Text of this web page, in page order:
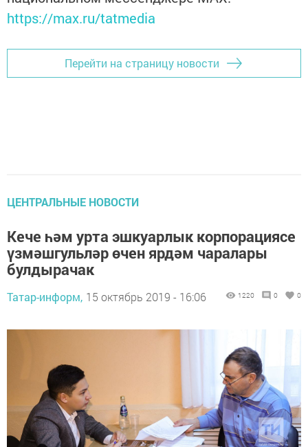
https://max.ru/tatmedia
Перейти на страницу новости
ЦЕНТРАЛЬНЫЕ НОВОСТИ
Кече һәм урта эшкуарлык корпорациясе
үзмәшгульләр өчен ярдәм чаралары
булдырачак
Татар-информ, 15 октябрь 2019 - 16:06 1220 0 0